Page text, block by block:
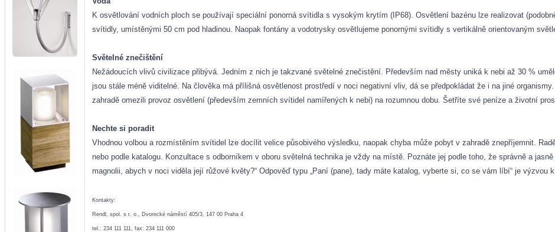
K osvětlování vodních ploch se používají speciální ponorná svítidla s vysokým krytím (IP68). Osvětlení bazénu lze realizovat
svítidly, umístěnými 50 cm pod hladinou. Naopak fontány a vodotrysky osvětlujeme ponornými svítidly s vertikálně orientovaným
Světelné znečištění
Nežádoucích vlivů civilizace přibývá. Jedním z nich je takzvané světelné znečistění. Především nad městy uniká k nebi až 30 %
jsou stále méně viditelné. Na člověka má přílišná osvětlenost prostředí v noci negativní vliv, dá se předpokládat že i na jiné
zahradě omezili provoz osvětlení (především zemních svítidel namířených k nebi) na rozumnou dobu. Šetříte své peníze a životní
Nechte si poradit
Vhodnou volbou a rozmístěním svítidel lze docílit velice působivého výsledku, naopak chyba může pobyt v zahradě znepříjemnit.
nebo podle katalogu. Konzultace s odborníkem v oboru světelná technika je vždy na místě. Poznáte jej podle toho, že správně a
magnolii, abych v noci viděla její růžové květy?“ Odpověď typu „Paní (pane), tady máte katalog, vyberte si, co se vám líbí“ je výzvou k
Kontakty:
Rendl, spol. s r. o., Dvorecké náměstí 405/3, 147 00 Praha 4
tel.: 234 111 111, fax: 234 111 000